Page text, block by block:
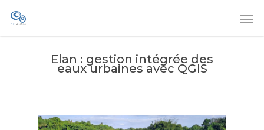
Elan : gestion intégrée des
eaux urbaines avec QGIS